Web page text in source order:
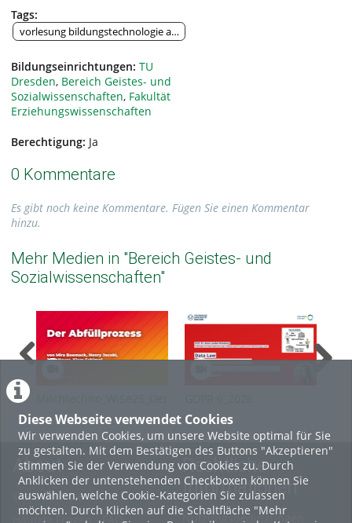
Diese Webseite verwendet Cookies
Wir verwenden Cookies, um unsere Website optimal für Sie
zu gestalten. Mit dem Bestätigen des Buttons "Akzeptieren"
stimmen Sie der Verwendung von Cookies zu. Durch
Anklicken der untenstehenden Checkboxen können Sie
auswählen, welche Cookie-Kategorien Sie zulassen
möchten. Durch Klicken auf die Schaltfläche "Mehr
Tags:
vorlesung bildungstechnologie anwendungen einführung ablauf
Bildungseinrichtungen: TU
Dresden, Bereich Geistes- und
Sozialwissenschaften, Fakultät
Erziehungswissenschaften
Berechtigung: Ja
0 Kommentare
Es gibt noch keine Kommentare. Fügen Sie einen Kommentar
hinzu.
Mehr Medien in "Bereich Geistes- und
Sozialwissenschaften"
Abfüllprozess
About
Erste Schritte
Häufige Fragen - FAQ
Rechtliche
Informationen
Nutzungsbedingungen